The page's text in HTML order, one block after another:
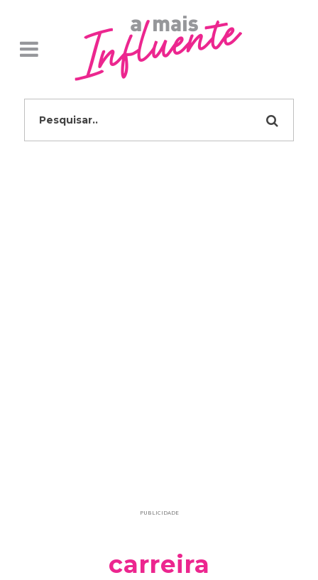
PUBLICIDADE
carreira